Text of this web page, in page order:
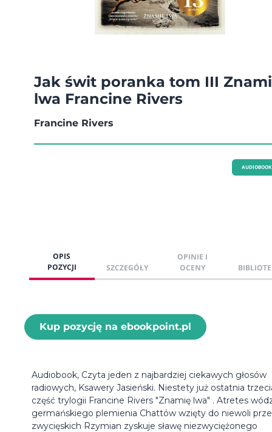
Jak świt poranka tom III
lwa Francine Rivers
Francine Rivers
AUDIOBOOK
OPIS
POZYCJI
SZCZEGÓŁY
OPINIE I
OCENY
Kup pozycję na ebookpoint.pl
Audiobook, Czyta jeden z najbardziej ciekawych głosów
radiowych, Ksawery Jasieński. Niestety już ostatnia
część trylogii Francine Rivers "Znamię lwa" . Atretes
germańskiego plemienia Chattów wzięty do niewoli
zwycięskich Rzymian zyskuje sławę niezwyciężonego